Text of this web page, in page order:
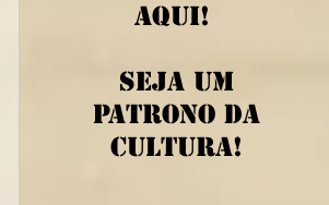
aqui!
Seja um
patrono da
cultura!